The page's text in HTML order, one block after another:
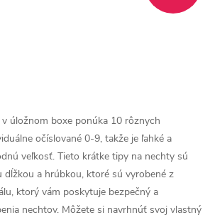
úložnom boxe ponúka 10 rôznych
očíslované 0-9, takže je ľahké a
veľkosť. Tieto krátke tipy na nechty sú
dĺžkou a hrúbkou, ktoré sú vyrobené z
ktorý vám poskytuje bezpečný a
nechtov. Môžete si navrhnúť svoj vlastný